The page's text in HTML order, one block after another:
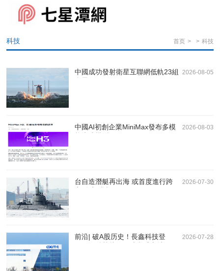
科技 首页 > > 科技
中國成功發射衛星互聯網低軌23組
2026-08-05
中國AI初創企業MiniMax發布多模
2026-08-03
台自造潛艇再出海 或首度進行跨
2026-07-30
前沿| 破A股历史！長鑫科技登
2026-07-28